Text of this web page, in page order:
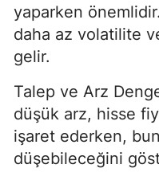
yaparken
daha az volatilite
gelir.
Talep ve Arz
düşük arz, hisse
işaret ederken,
düşebileceğini